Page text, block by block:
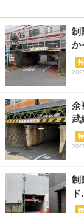
制
か
余
武
制